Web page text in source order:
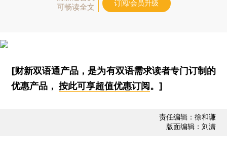
可畅读全文
订阅/会员升级
[财新双语通产品，是为有双语需求读者专门订制的
优惠产品，按此可享超值优惠订阅。]
责任编辑：徐和谦
版面编辑：刘潇